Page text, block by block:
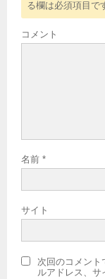
る欄は必須項目で
コメント
名前 *
サイト
次回のコメント
ルアドレス、サ